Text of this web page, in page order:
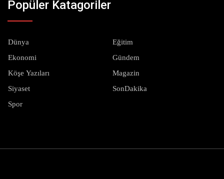
Popüler Katagoriler
Dünya Eğitim
Ekonomi Gündem
Köşe Yazıları Magazin
Siyaset SonDakika
Spor